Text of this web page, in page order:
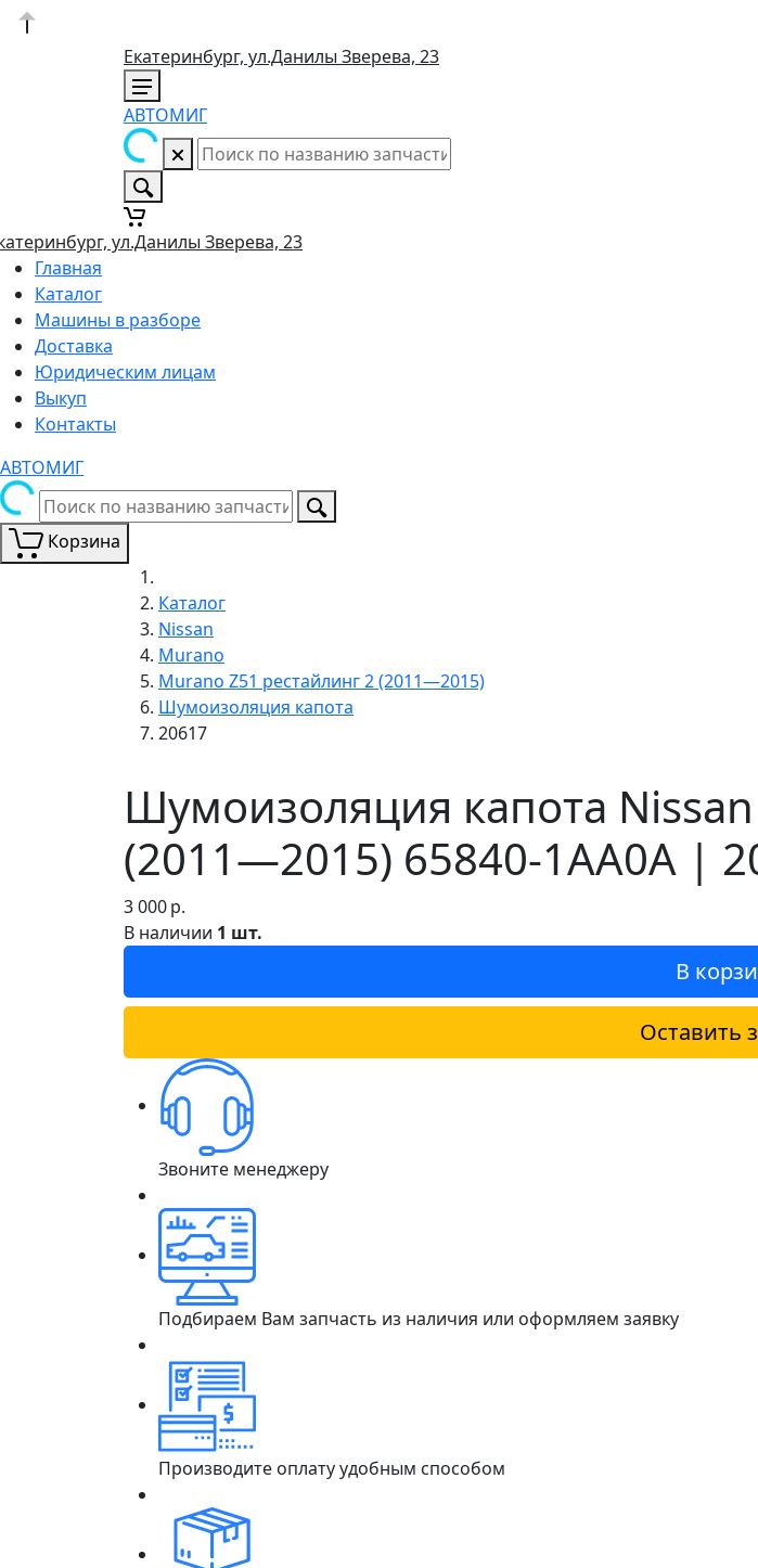
Екатеринбург, ул.Данилы Зверева, 23
АВТОМИГ
ул.Данилы Зверева, 23
Главная
Каталог
Машины в разборе
Доставка
Юридическим лицам
Выкуп
Контакты
АВТОМИГ
Корзина
Каталог
Nissan
Murano
Murano Z51 рестайлинг 2 (2011—2015)
Шумоизоляция капота
20617
Шумоизоляция капота
(2011—2015) 65840-1AA0A |
3 000р.
В наличии 1 шт.
В
Оставить
Звоните менеджеру
Подбираем Вам запчасть из наличия или оформляем заявку
Производите оплату удобным способом